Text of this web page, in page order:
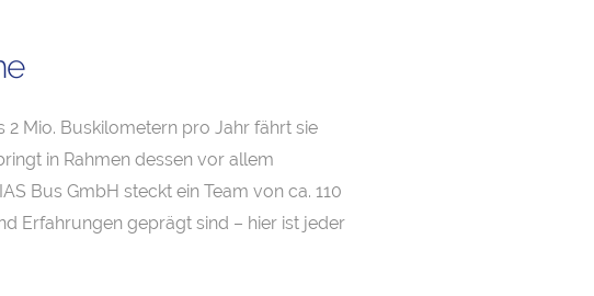
2 Mio. Buskilometern pro Jahr fährt sie
in Rahmen dessen vor allem
Bus GmbH steckt ein Team von ca. 110
Erfahrungen geprägt sind – hier ist jeder